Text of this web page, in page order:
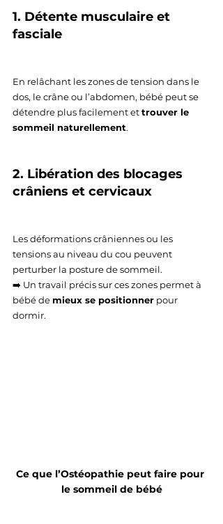
1. Détente musculaire et
fasciale
En relâchant les zones de tension dans le
dos, le crâne ou l’abdomen, bébé peut se
détendre plus facilement et trouver le
sommeil naturellement.
2. Libération des blocages
crâniens et cervicaux
Les déformations crâniennes ou les
tensions au niveau du cou peuvent
perturber la posture de sommeil.
➡️ Un travail précis sur ces zones permet à
bébé de mieux se positionner pour
dormir.
Ce que l’Ostéopathie peut faire pour
le sommeil de bébé